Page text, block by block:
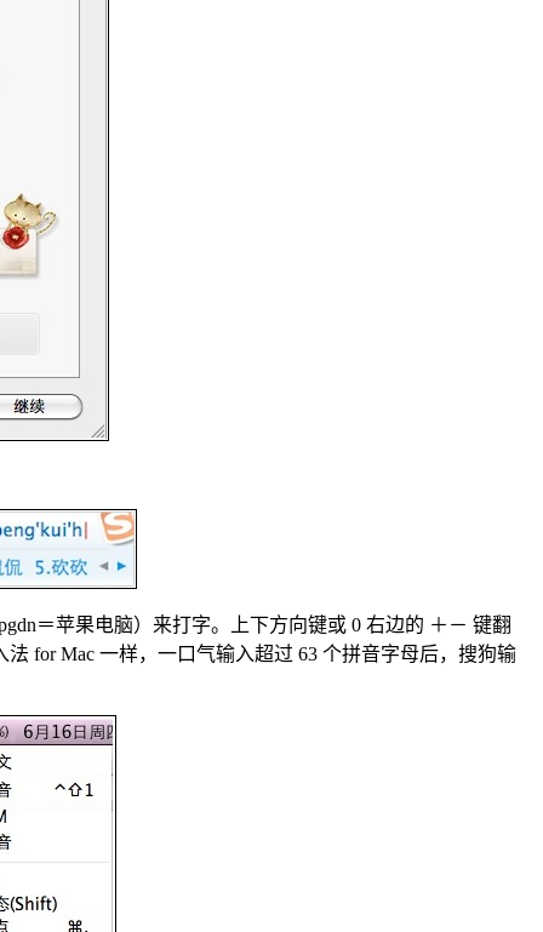
＝苹果电脑）来打字。上下方向键或 0 右边的 ＋－ 键翻
for Mac 一样，一口气输入超过 63 个拼音字母后，搜狗输